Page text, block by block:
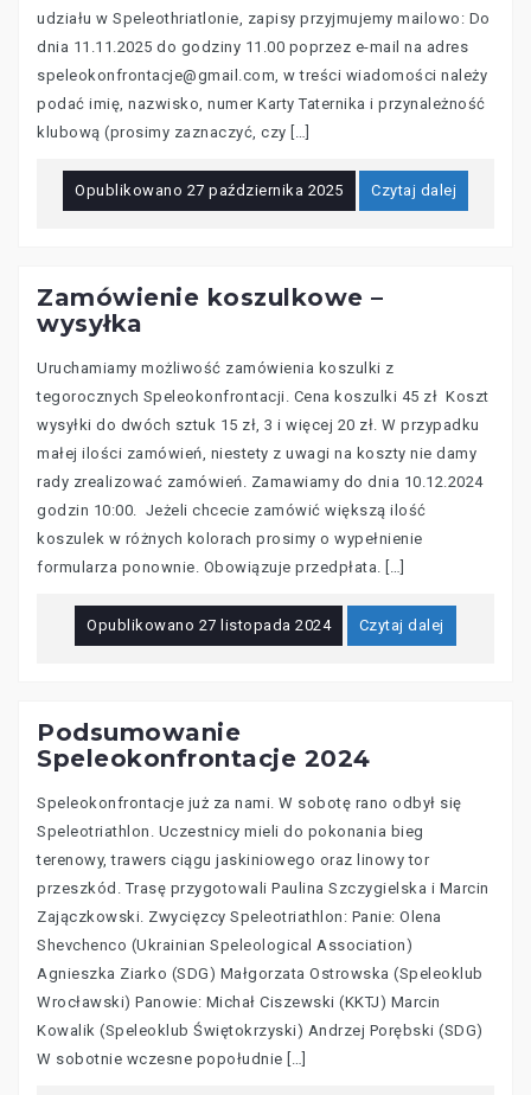
udziału w Speleothriatlonie, zapisy przyjmujemy mailowo: Do
dnia 11.11.2025 do godziny 11.00 poprzez e-mail na adres
speleokonfrontacje@gmail.com, w treści wiadomości należy
podać imię, nazwisko, numer Karty Taternika i przynależność
klubową (prosimy zaznaczyć, czy […]
Opublikowano 27 października 2025 Czytaj dalej
Zamówienie koszulkowe –
wysyłka
Uruchamiamy możliwość zamówienia koszulki z
tegorocznych Speleokonfrontacji. Cena koszulki 45 zł Koszt
wysyłki do dwóch sztuk 15 zł, 3 i więcej 20 zł. W przypadku
małej ilości zamówień, niestety z uwagi na koszty nie damy
rady zrealizować zamówień. Zamawiamy do dnia 10.12.2024
godzin 10:00. Jeżeli chcecie zamówić większą ilość
koszulek w różnych kolorach prosimy o wypełnienie
formularza ponownie. Obowiązuje przedpłata. […]
Opublikowano 27 listopada 2024 Czytaj dalej
Podsumowanie
Speleokonfrontacje 2024
Speleokonfrontacje już za nami. W sobotę rano odbył się
Speleotriathlon. Uczestnicy mieli do pokonania bieg
terenowy, trawers ciągu jaskiniowego oraz linowy tor
przeszkód. Trasę przygotowali Paulina Szczygielska i Marcin
Zajączkowski. Zwycięzcy Speleotriathlon: Panie: Olena
Shevchenco (Ukrainian Speleological Association)
Agnieszka Ziarko (SDG) Małgorzata Ostrowska (Speleoklub
Wrocławski) Panowie: Michał Ciszewski (KKTJ) Marcin
Kowalik (Speleoklub Świętokrzyski) Andrzej Porębski (SDG)
W sobotnie wczesne popołudnie […]